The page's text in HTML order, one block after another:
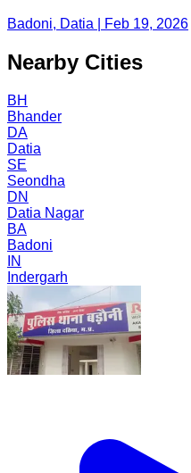
Badoni, Datia | Feb 19, 2026
Nearby Cities
BH
Bhander
DA
Datia
SE
Seondha
DN
Datia Nagar
BA
Badoni
IN
Indergarh